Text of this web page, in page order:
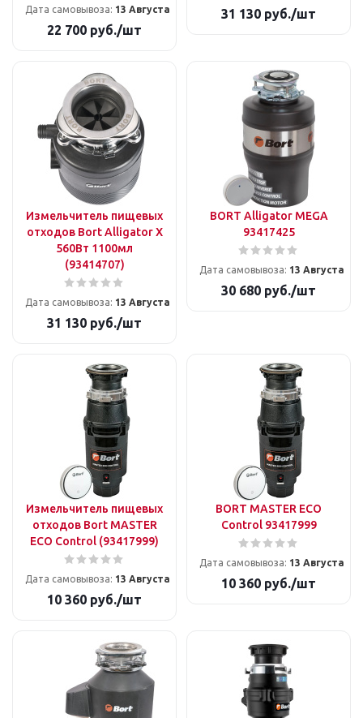
Дата самовывоза: 13 Августа
22 700 руб./шт
31 130 руб./шт
Измельчитель пищевых
отходов Bort Alligator X
560Вт 1100мл
(93414707)
Дата самовывоза: 13 Августа
31 130 руб./шт
BORT Alligator MEGA
93417425
Дата самовывоза: 13 Августа
30 680 руб./шт
Измельчитель пищевых
отходов Bort MASTER
ECO Control (93417999)
Дата самовывоза: 13 Августа
10 360 руб./шт
BORT MASTER ECO
Control 93417999
Дата самовывоза: 13 Августа
10 360 руб./шт